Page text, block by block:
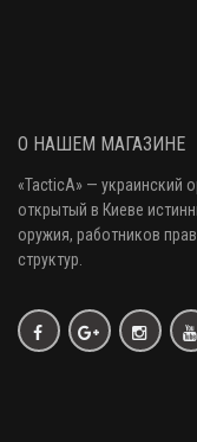
О НАШЕМ МАГАЗИНЕ
«TacticA» — украинский
открытый в Киеве
оружия, работников
структур.